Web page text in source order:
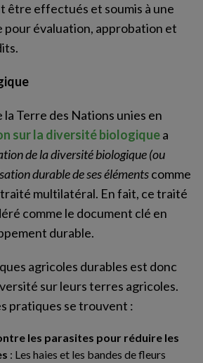
être effectués et soumis à une
évaluation, approbation et
la Terre des Nations unies en
sur la diversité biologiquea
de la diversité biologique (ou
durable de ses élémentscomme
multilatéral. En fait, ce traité
comme le document clé en
durable.
agricoles durables est donc
sur leurs terres agricoles.
pratiques se trouvent :
les parasites pour réduire les
: Les haies et les bandes de fleurs